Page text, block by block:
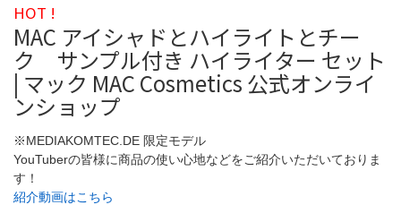
HOT !
MAC アイシャドとハイライトとチー
ク サンプル付き ハイライター セット
| マック MAC Cosmetics 公式オンライ
ンショップ
※MEDIAKOMTEC.DE 限定モデル
YouTuberの皆様に商品の使い心地などをご紹介いただいておりま
す！
紹介動画はこちら